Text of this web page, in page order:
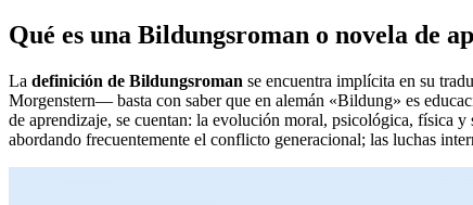
Qué es una Bildungsroman o novela de
La definición de Bildungsroman se encuentra implícita en su
Morgenstern— basta con saber que en alemán «Bildung» es
de aprendizaje, se cuentan: la evolución moral, psicológica, física
abordando frecuentemente el conflicto generacional; las luchas